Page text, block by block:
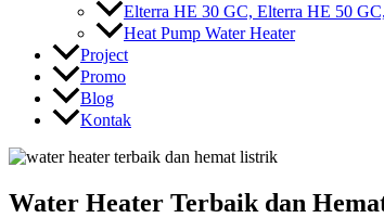
Elterra HE 30 GC, Elterra HE 50
Heat Pump Water Heater
Project
Promo
Blog
Kontak
Water Heater Terbaik dan